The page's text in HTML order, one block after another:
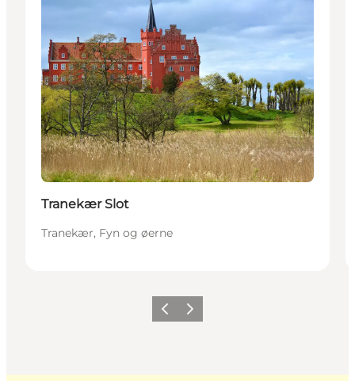
Tranekær Slot
Tranekær, Fyn og øerne
ForrigeNæste